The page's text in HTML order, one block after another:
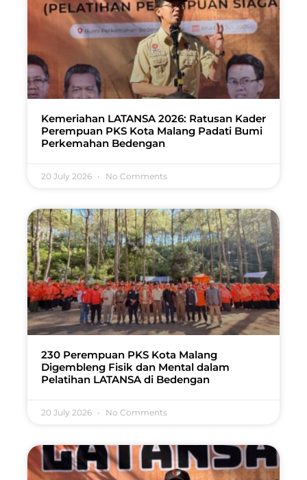
Kemeriahan LATANSA 2026: Ratusan Kader
Perempuan PKS Kota Malang Padati Bumi
Perkemahan Bedengan
20 July 2026 No Comments
230 Perempuan PKS Kota Malang
Digembleng Fisik dan Mental dalam
Pelatihan LATANSA di Bedengan
20 July 2026 No Comments